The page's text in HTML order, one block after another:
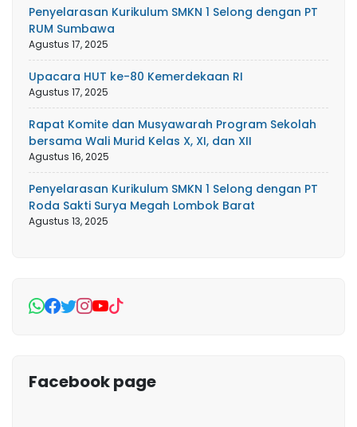
Penyelarasan Kurikulum SMKN 1 Selong dengan PT
RUM Sumbawa
Agustus 17, 2025
Upacara HUT ke-80 Kemerdekaan RI
Agustus 17, 2025
Rapat Komite dan Musyawarah Program Sekolah
bersama Wali Murid Kelas X, XI, dan XII
Agustus 16, 2025
Penyelarasan Kurikulum SMKN 1 Selong dengan PT
Roda Sakti Surya Megah Lombok Barat
Agustus 13, 2025
Facebook page